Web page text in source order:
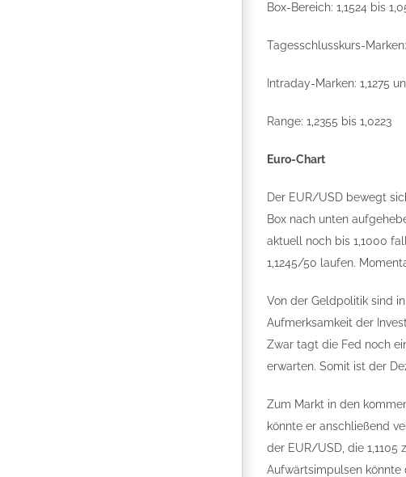
Box-Bereich: 1,1524 bis
Tagesschlusskurs-Marken:
Intraday-Marken: 1,1275
Range: 1,2355 bis 1,0223
Euro-Chart
Der EUR/USD bewegt
Box nach unten
aktuell noch bis 1,1000
1,1245/50 laufen.
Von der Geldpolitik sind
Aufmerksamkeit der
Zwar tagt die Fed noch
erwarten. Somit ist der
Zum Markt in den
könnte er anschließend
der EUR/USD, die 1,1105
Aufwärtsimpulsen könnte